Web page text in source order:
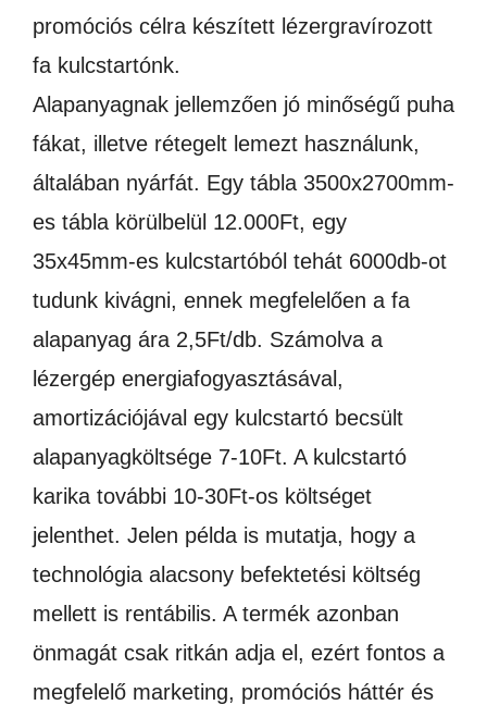
promóciós célra készített lézergravírozott
fa kulcstartónk.
Alapanyagnak jellemzően jó minőségű puha
fákat, illetve rétegelt lemezt használunk,
általában nyárfát. Egy tábla 3500x2700mm-
es tábla körülbelül 12.000Ft, egy
35x45mm-es kulcstartóból tehát 6000db-ot
tudunk kivágni, ennek megfelelően a fa
alapanyag ára 2,5Ft/db. Számolva a
lézergép energiafogyasztásával,
amortizációjával egy kulcstartó becsült
alapanyagköltsége 7-10Ft. A kulcstartó
karika további 10-30Ft-os költséget
jelenthet. Jelen példa is mutatja, hogy a
technológia alacsony befektetési költség
mellett is rentábilis. A termék azonban
önmagát csak ritkán adja el, ezért fontos a
megfelelő marketing, promóciós háttér és